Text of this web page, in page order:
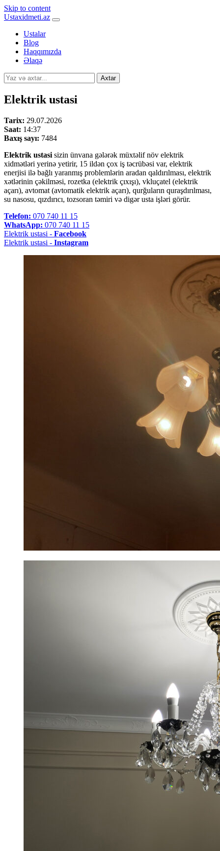
Skip to content
Ustaxidmeti.az
Ustalar
Blog
Haqqımızda
Əlaqə
Axtar
Elektrik ustasi
Tarix: 29.07.2026
Saat: 14:37
Baxış sayı: 7484
Elektrik ustasi sizin ünvana gələrək müxtəlif növ elektrik
xidmətləri yerinə yetirir, 15 ildən çox iş təcrübəsi var, elektrik
enerjisi ilə bağlı yaranmış problemlərin aradan qaldırılması, elektrik
xətlərinin çəkilməsi, rozetka (elektrik çıxışı), vkluçatel (elektrik
açarı), avtomat (avtomatik elektrik açarı), qurğuların quraşdırılması,
su nasosu, qızdırıcı, tozsoran təmiri və digər usta işləri görür.
Telefon: 070 740 11 15
WhatsApp: 070 740 11 15
Elektrik ustasi - Facebook
Elektrik ustasi - Instagram